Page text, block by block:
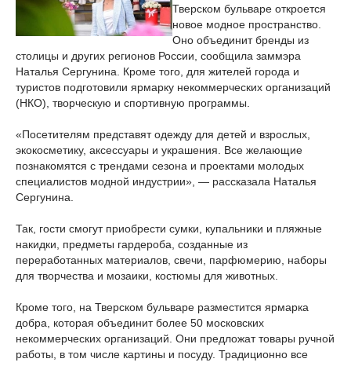
Тверском бульваре откроется
новое модное пространство.
Оно объединит бренды из
столицы и других регионов России, сообщила заммэра
Наталья Сергунина. Кроме того, для жителей города и
туристов подготовили ярмарку некоммерческих организаций
(НКО), творческую и спортивную программы.
«Посетителям представят одежду для детей и взрослых,
экокосметику, аксессуары и украшения. Все желающие
познакомятся с трендами сезона и проектами молодых
специалистов модной индустрии», — рассказала Наталья
Сергунина.
Так, гости смогут приобрести сумки, купальники и пляжные
накидки, предметы гардероба, созданные из
переработанных материалов, свечи, парфюмерию, наборы
для творчества и мозаики, костюмы для животных.
Кроме того, на Тверском бульваре разместится ярмарка
добра, которая объединит более 50 московских
некоммерческих организаций. Они предложат товары ручной
работы, в том числе картины и посуду. Традиционно все